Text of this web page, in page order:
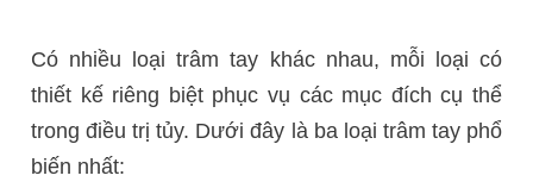
Có nhiều loại trâm tay khác nhau, mỗi loại có
thiết kế riêng biệt phục vụ các mục đích cụ thể
trong điều trị tủy. Dưới đây là ba loại trâm tay phổ
biến nhất: